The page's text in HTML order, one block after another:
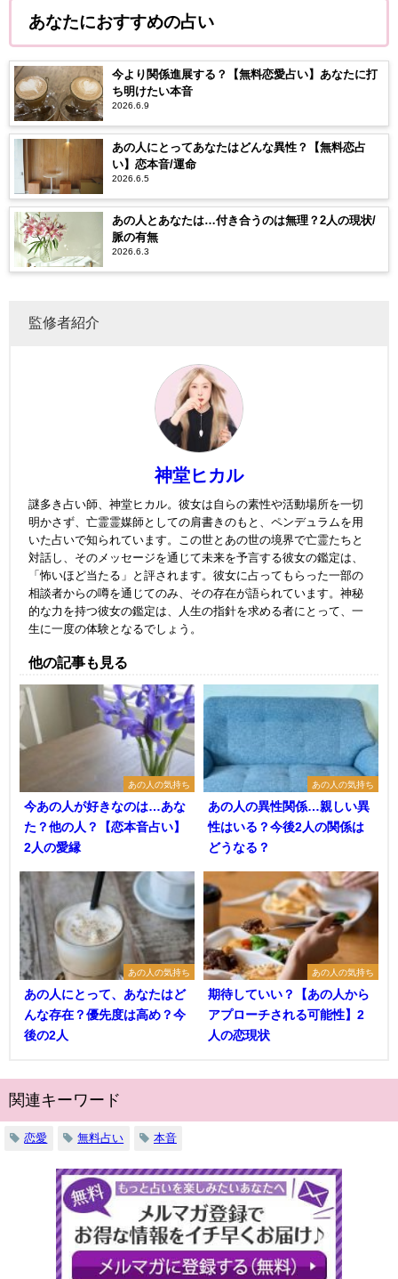
あなたにおすすめの占い
今より関係進展する？【無料恋愛占い】あなたに打
ち明けたい本音
2026.6.9
あの人にとってあなたはどんな異性？【無料恋占
い】恋本音/運命
2026.6.5
あの人とあなたは…付き合うのは無理？2人の現状/
脈の有無
2026.6.3
監修者紹介
神堂ヒカル
謎多き占い師、神堂ヒカル。彼女は自らの素性や活動場所を一切
明かさず、亡霊霊媒師としての肩書きのもと、ペンデュラムを用
いた占いで知られています。この世とあの世の境界で亡霊たちと
対話し、そのメッセージを通じて未来を予言する彼女の鑑定は、
「怖いほど当たる」と評されます。彼女に占ってもらった一部の
相談者からの噂を通じてのみ、その存在が語られています。神秘
的な力を持つ彼女の鑑定は、人生の指針を求める者にとって、一
生に一度の体験となるでしょう。
他の記事も見る
あの人の気持ち
今あの人が好きなのは…あな
た？他の人？【恋本音占い】
2人の愛縁
あの人の気持ち
あの人の異性関係…親しい異
性はいる？今後2人の関係は
どうなる？
あの人の気持ち
あの人にとって、あなたはど
んな存在？優先度は高め？今
後の2人
あの人の気持ち
期待していい？【あの人から
アプローチされる可能性】2
人の恋現状
関連キーワード
恋愛 無料占い 本音